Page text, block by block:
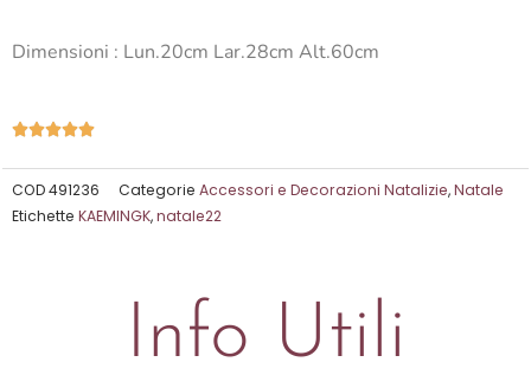
Dimensioni : Lun.20cm Lar.28cm Alt.60cm
Valutazione
su
5
COD491236 Categorie Accessori e Decorazioni Natalizie,Natale
Etichette KAEMINGK,natale22
Info Utili